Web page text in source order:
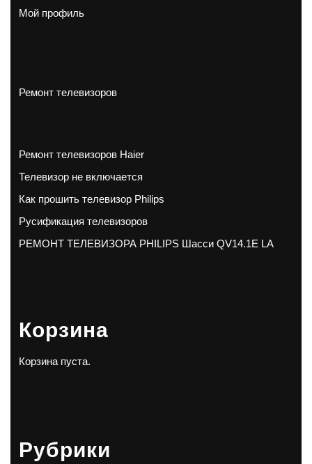
Мой профиль
Ремонт телевизоров
Ремонт телевизоров Haier
Телевизор не включается
Как прошить телевизор Philips
Русификация телевизоров
РЕМОНТ ТЕЛЕВИЗОРА PHILIPS Шасси QV14.1E LA
Корзина
Корзина пуста.
Рубрики